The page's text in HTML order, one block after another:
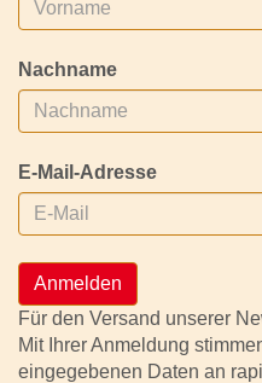
Nachname
E-Mail-Adresse
Anmelden
Für den Versand unserer
Mit Ihrer Anmeldung
eingegebenen Daten an